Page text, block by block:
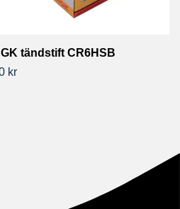
tändstift CR6HSB
kr